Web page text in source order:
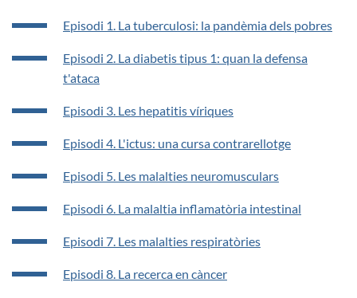
Episodi 1. La tuberculosi: la pandèmia dels pobres
Episodi 2. La diabetis tipus 1: quan la defensa
t'ataca
Episodi 3. Les hepatitis víriques
Episodi 4. L'ictus: una cursa contrarellotge
Episodi 5. Les malalties neuromusculars
Episodi 6. La malaltia inflamatòria intestinal
Episodi 7. Les malalties respiratòries
Episodi 8. La recerca en càncer